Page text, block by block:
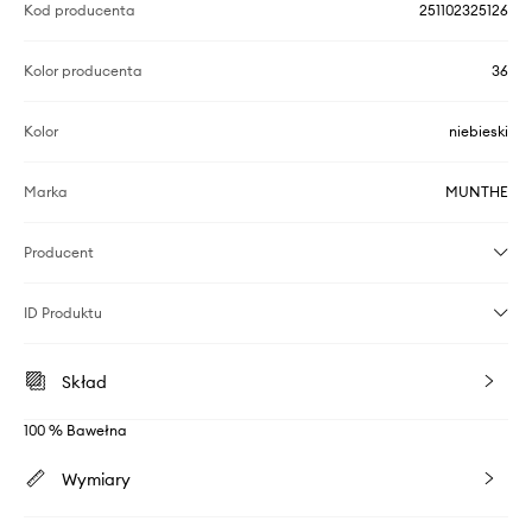
Kod producenta 251102325126
Kolor producenta 36
Kolor niebieski
Marka MUNTHE
Producent
ID Produktu
Skład
100 % Bawełna
Wymiary